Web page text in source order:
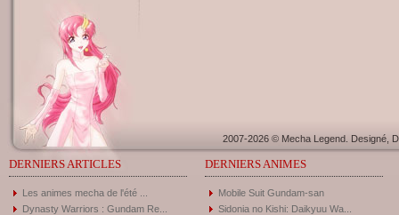
2007-2026 © Mecha Legend. Designé,
DERNIERS ARTICLES
Les animes mecha de l'été ...
Dynasty Warriors : Gundam Re...
DERNIERS ANIMES
Mobile Suit Gundam-san
Sidonia no Kishi: Daikyuu Wa...